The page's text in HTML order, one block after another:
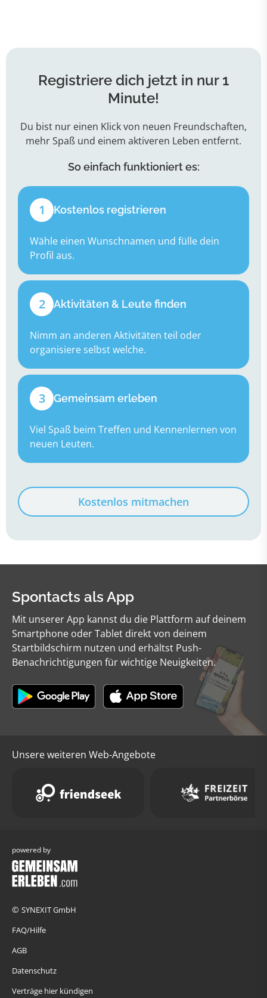
Registriere dich jetzt in nur 1
Minute!
Du bist nur einen Klick von neuen Freundschaften,
mehr Spaß und einem aktiveren Leben entfernt.
So einfach funktioniert es:
1 Kostenlos registrieren
Wähle einen Wunschnamen und fülle dein
Profil aus.
2 Aktivitäten & Leute finden
Nimm an anderen Aktivitäten teil oder
organisiere selbst welche.
3 Gemeinsam erleben
Viel Spaß beim Treffen und Kennenlernen von
neuen Leuten.
Kostenlos mitmachen
Spontacts als App
Mit unserer App kannst du die Plattform auf deinem
Smartphone oder Tablet direkt von deinem
Startbildschirm nutzen und erhältst Push-
Benachrichtigungen für wichtige Neuigkeiten.
Unsere weiteren Web-Angebote
powered by
© SYNEXIT GmbH
FAQ/Hilfe
AGB
Datenschutz
Verträge hier kündigen